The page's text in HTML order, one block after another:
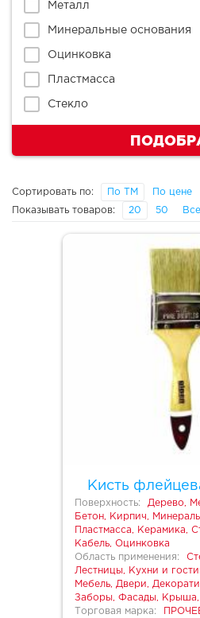
Металл
Минеральные основания
Оцинковка
Пластмасса
Стекло
Сортировать по: По ТМ По цене
Показывать товаров: 20 50 Все
Кисть
Поверхность:
Дерево,
Бетон, Кирпич,
Пластмасса, Керамика,
Кабель, Оцинковка
Область применения:
Лестницы, Кухни и
Мебель, Двери,
Заборы, Фасады, Крыша,
Торговая марка: